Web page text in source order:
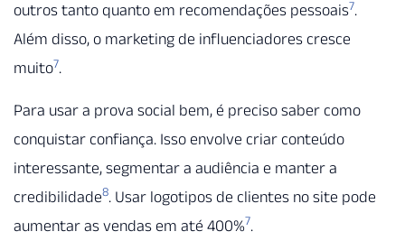
outros tanto quanto em recomendações pessoais7.
Além disso, o marketing de influenciadores cresce
muito7.
Para usar a prova social bem, é preciso saber como
conquistar confiança. Isso envolve criar conteúdo
interessante, segmentar a audiência e manter a
credibilidade8. Usar logotipos de clientes no site pode
aumentar as vendas em até 400%7.